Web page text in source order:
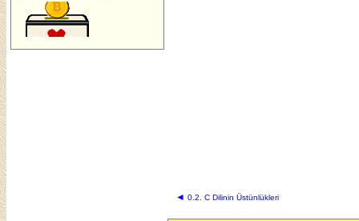
◄ 0.2. C Dilinin Üstünlükleri